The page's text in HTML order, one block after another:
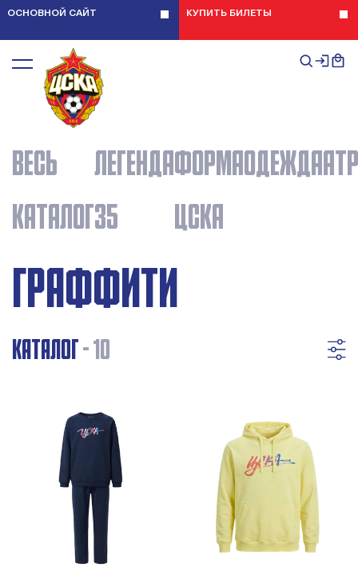
ОСНОВНОЙ САЙТ КУПИТЬ БИЛЕТЫ
ВЕСЬ
КАТАЛОГ
ЛЕГЕНДА
35
ФОРМА
ЦСКА
ОДЕЖДА
ГРАФФИТИ
КАТАЛОГ- 10